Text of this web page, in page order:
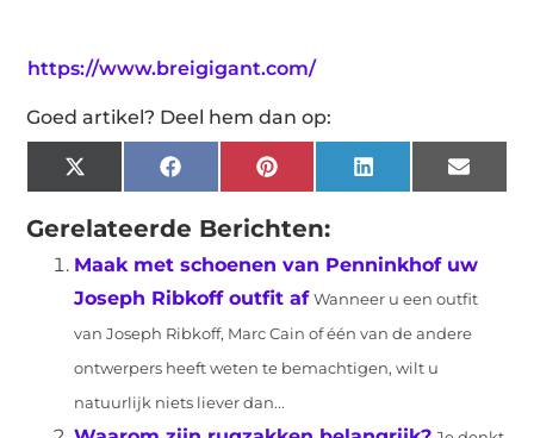
https://www.breigigant.com/
Goed artikel? Deel hem dan op:
X
(Twitter)
FacebookPinterestLinkedIn Email
Gerelateerde Berichten:
Maak met schoenen van Penninkhof uw
Joseph Ribkoff outfit af Wanneer u een outfit
van Joseph Ribkoff, Marc Cain of één van de andere
ontwerpers heeft weten te bemachtigen, wilt u
natuurlijk niets liever dan...